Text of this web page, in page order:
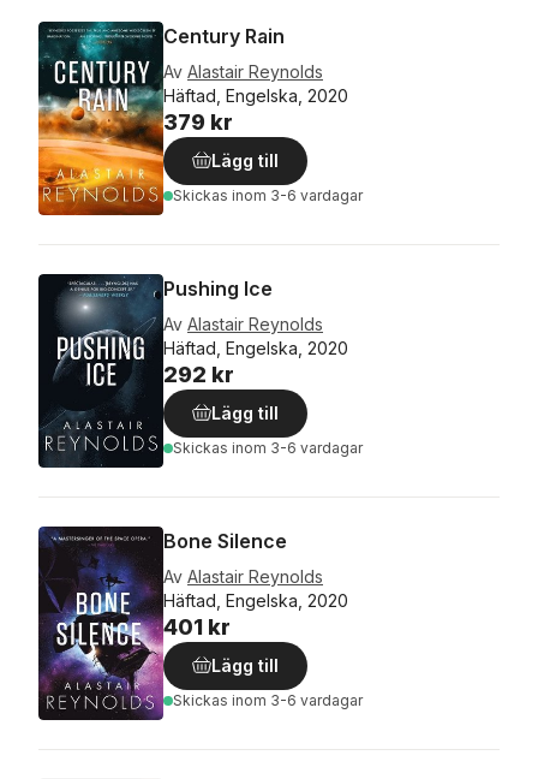
Century Rain
Av Alastair Reynolds
Häftad, Engelska, 2020
379 kr
Lägg till
Skickas inom 3-6 vardagar
Pushing Ice
Av Alastair Reynolds
Häftad, Engelska, 2020
292 kr
Lägg till
Skickas inom 3-6 vardagar
Bone Silence
Av Alastair Reynolds
Häftad, Engelska, 2020
401 kr
Lägg till
Skickas inom 3-6 vardagar